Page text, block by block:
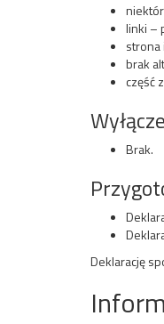
linki –
strona
brak
część
Brak.
Deklarację